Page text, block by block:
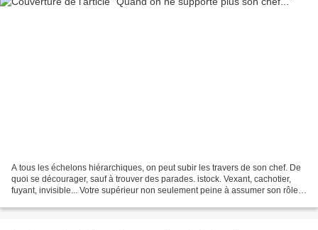
A tous les échelons hiérarchiques, on peut subir les travers de son chef. De
quoi se décourager, sauf à trouver des parades. istock. Vexant, cachotier,
fuyant, invisible... Votre supérieur non seulement peine à assumer son rôle